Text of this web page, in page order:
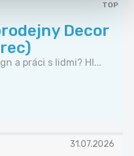
TOP
Decor
a práci s lidmi? Hl...
31.07.2026